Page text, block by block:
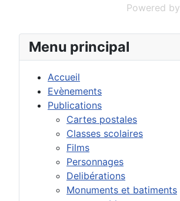
Menu principal
Accueil
Evènements
Publications
Cartes postales
Classes scolaires
Films
Personnages
Delibérations
Monuments et batiments
Powered by